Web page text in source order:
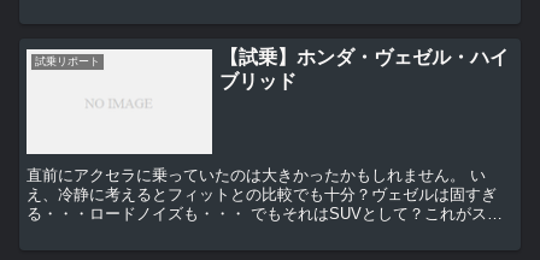
試乗リポート
【試乗】ホンダ・ヴェゼル・ハイ
ブリッド
直前にアクセラに乗っていたのは大きかったかもしれません。 い
え、冷静に考えるとフィットとの比較でも十分？ヴェゼルは固すぎ
る・・・ロードノイズも・・・ でもそれはSUVとして？これがスポ